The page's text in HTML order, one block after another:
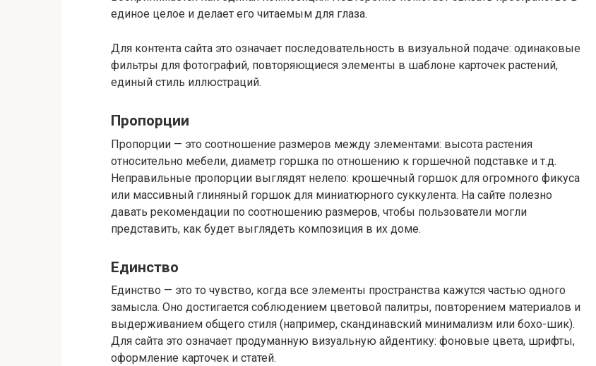
единое целое и делает его читаемым для глаза.
Для контента сайта это означает последовательность в визуальной подаче: одинаковые
фильтры для фотографий, повторяющиеся элементы в шаблоне карточек растений,
единый стиль иллюстраций.
Пропорции
Пропорции — это соотношение размеров между элементами: высота растения
относительно мебели, диаметр горшка по отношению к горшечной подставке и т.д.
Неправильные пропорции выглядят нелепо: крошечный горшок для огромного фикуса
или массивный глиняный горшок для миниатюрного суккулента. На сайте полезно
давать рекомендации по соотношению размеров, чтобы пользователи могли
представить, как будет выглядеть композиция в их доме.
Единство
Единство — это то чувство, когда все элементы пространства кажутся частью одного
замысла. Оно достигается соблюдением цветовой палитры, повторением материалов и
выдерживанием общего стиля (например, скандинавский минимализм или бохо-шик).
Для сайта это означает продуманную визуальную айдентику: фоновые цвета, шрифты,
оформление карточек и статей.